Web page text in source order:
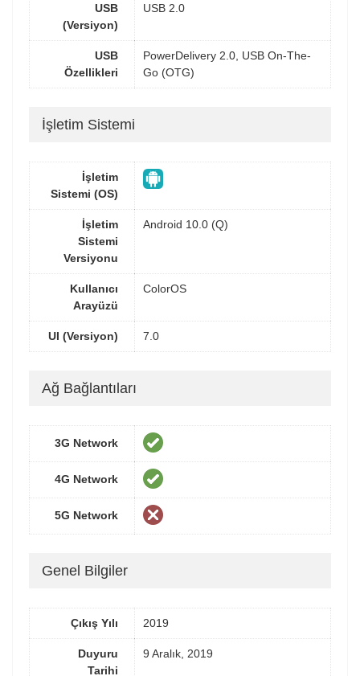
USB
(Versiyon)
USB 2.0
USB
Özellikleri
PowerDelivery 2.0, USB On-The-
Go (OTG)
İşletim Sistemi
İşletim
Sistemi (OS)
İşletim
Sistemi
Versiyonu
Android 10.0 (Q)
Kullanıcı
Arayüzü
ColorOS
UI (Versiyon) 7.0
Ağ Bağlantıları
3G Network
4G Network
5G Network
Genel Bilgiler
Çıkış Yılı 2019
Duyuru
Tarihi
9 Aralık, 2019